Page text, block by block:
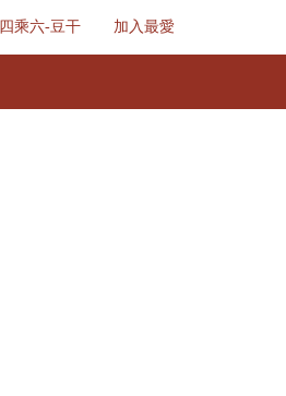
四乘六-豆干 加入最愛